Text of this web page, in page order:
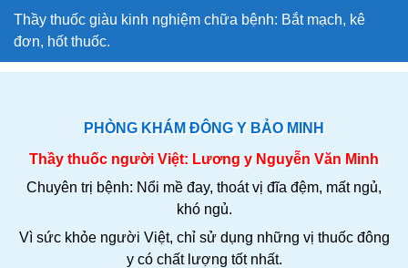
Thầy thuốc giàu kinh nghiệm chữa bệnh: Bắt mạch, kê
đơn, hốt thuốc.
PHÒNG KHÁM ĐÔNG Y BẢO MINH
Thầy thuốc người Việt: Lương y Nguyễn Văn Minh
Chuyên trị bệnh: Nổi mề đay, thoát vị đĩa đệm, mất ngủ,
khó ngủ.
Vì sức khỏe người Việt, chỉ sử dụng những vị thuốc đông
y có chất lượng tốt nhất.